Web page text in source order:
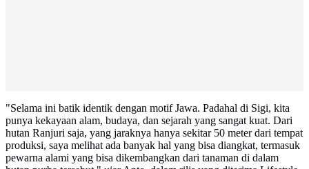
"Selama ini batik identik dengan motif Jawa. Padahal di Sigi, kita
punya kekayaan alam, budaya, dan sejarah yang sangat kuat. Dari
hutan Ranjuri saja, yang jaraknya hanya sekitar 50 meter dari tempat
produksi, saya melihat ada banyak hal yang bisa diangkat, termasuk
pewarna alami yang bisa dikembangkan dari tanaman di dalam